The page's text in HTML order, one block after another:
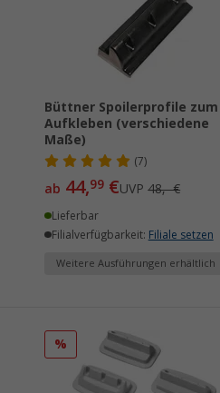
Büttner Spoilerprofile zum
Aufkleben (verschiedene
Maße)
(7)
ab 44,99 €UVP48,- €
Lieferbar
Filialverfügbarkeit: Filiale setzen
Weitere Ausführungen erhältlich
%